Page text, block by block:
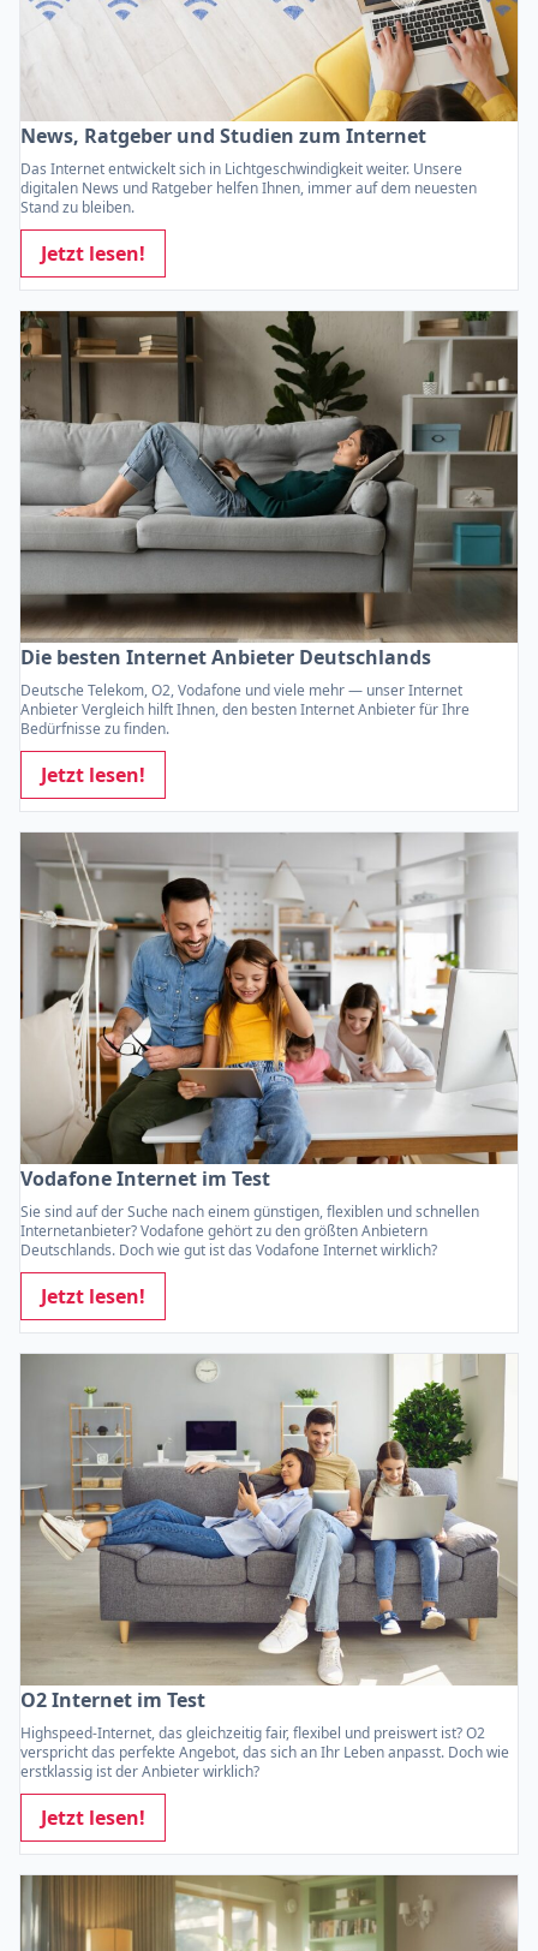
News, Ratgeber und Studien zum Internet
Das Internet entwickelt sich in Lichtgeschwindigkeit weiter. Unsere
digitalen News und Ratgeber helfen Ihnen, immer auf dem neuesten
Stand zu bleiben.
Jetzt lesen!
Die besten Internet Anbieter Deutschlands
Deutsche Telekom, O2, Vodafone und viele mehr — unser Internet
Anbieter Vergleich hilft Ihnen, den besten Internet Anbieter für Ihre
Bedürfnisse zu finden.
Jetzt lesen!
Vodafone Internet im Test
Sie sind auf der Suche nach einem günstigen, flexiblen und schnellen
Internetanbieter? Vodafone gehört zu den größten Anbietern
Deutschlands. Doch wie gut ist das Vodafone Internet wirklich?
Jetzt lesen!
O2 Internet im Test
Highspeed-Internet, das gleichzeitig fair, flexibel und preiswert ist? O2
verspricht das perfekte Angebot, das sich an Ihr Leben anpasst. Doch wie
erstklassig ist der Anbieter wirklich?
Jetzt lesen!